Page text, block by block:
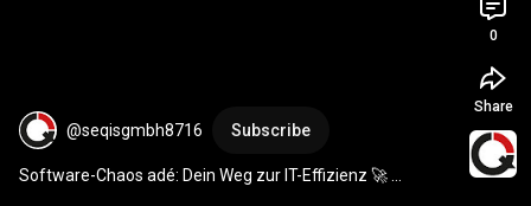
@seqisgmbh8716 Subscribe
0
Share